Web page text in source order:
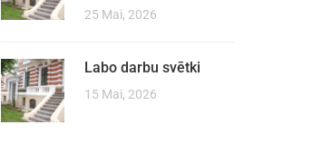
25 Mai, 2026
Labo darbu svētki
15 Mai, 2026